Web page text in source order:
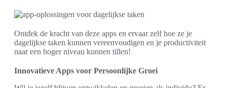
Ontdek de kracht van deze apps en ervaar zelf hoe ze je
dagelijkse taken kunnen vereenvoudigen en je productiviteit
naar een hoger niveau kunnen tillen!
Innovatieve Apps voor Persoonlijke Groei